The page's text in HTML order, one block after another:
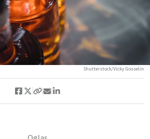
Shutterstock/Vicky Gosselin